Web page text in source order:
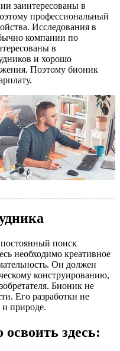
заинтересованы в
профессиональный
Исследования в
компании по
в
и хорошо
Поэтому бионик
поиск
необходимо креативное
Он должен
конструированию,
Бионик не
Его разработки не
природе.
здесь: